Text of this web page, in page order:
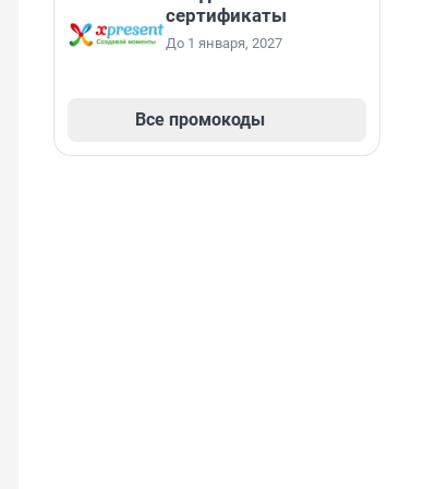
сертификаты
До 1 января, 2027
Все промокоды